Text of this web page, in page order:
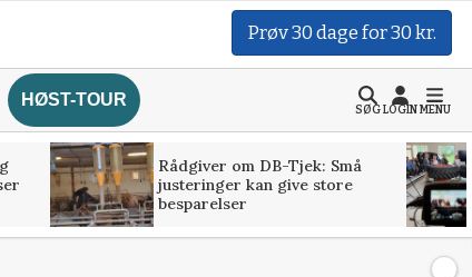
Prøv 30 dage for 30 kr.
HØST-TOUR
SØGLOGINMENU
Rådgiver om DB-Tjek: Små
justeringer kan give store
besparelser